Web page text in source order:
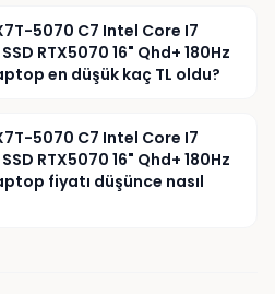
5070 C7 Intel Core I7
RTX5070 16" Qhd+ 180Hz
en düşük kaç TL oldu?
5070 C7 Intel Core I7
RTX5070 16" Qhd+ 180Hz
fiyatı düşünce nasıl